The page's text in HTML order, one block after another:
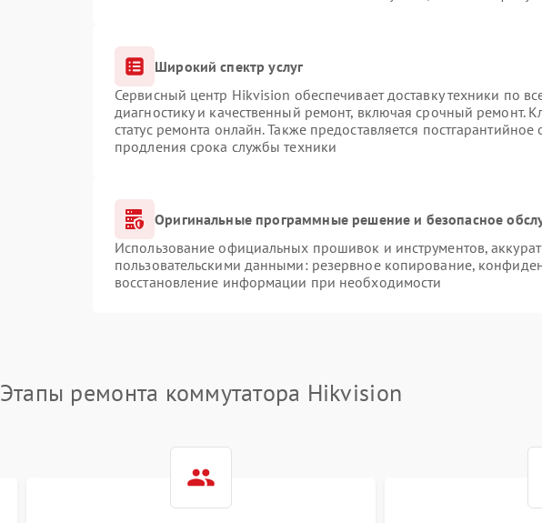
Широкий спектр услуг
Сервисный центр Hikvision обеспечивает доставку техники по
диагностику и качественный ремонт, включая срочный ремонт.
статус ремонта онлайн. Также предоставляется
продления срока службы техники
Оригинальные программные решение и безопасное
Использование официальных прошивок и инструментов,
пользовательскими данными: резервное копирование,
восстановление информации при необходимости
Этапы ремонта коммутатора Hikvision